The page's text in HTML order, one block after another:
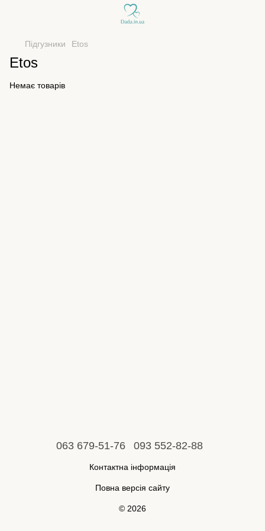
Підгузники Etos
Etos
Немає товарів
063 679-51-76 093 552-82-88
Контактна інформація
Повна версія сайту
© 2026